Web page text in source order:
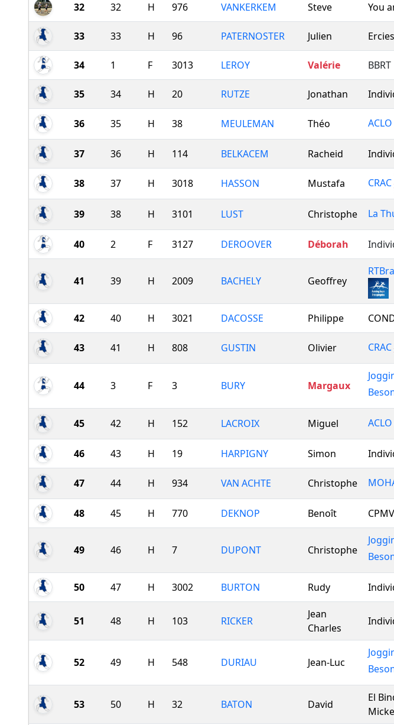
32 32 H 976 VANKERKEM Steve You
33 33 H 96 PATERNOSTER Julien
34 1 F 3013 LEROY Valérie BBRT
35 34 H 20 RUTZE Jonathan
36 35 H 38 MEULEMAN Théo ACLO
37 36 H 114 BELKACEM Racheid
38 37 H 3018 HASSON Mustafa CRAC
39 38 H 3101 LUST Christophe La
40 2 F 3127 DEROOVER Déborah
41 39 H 2009 BACHELY Geoffrey
42 40 H 3021 DACOSSE Philippe
43 41 H 808 GUSTIN Olivier CRAC
44 3 F 3 BURY Margaux
45 42 H 152 LACROIX Miguel ACLO
46 43 H 19 HARPIGNY Simon
47 44 H 934 VAN ACHTE Christophe
48 45 H 770 DEKNOP Benoît CPMV
49 46 H 7 DUPONT Christophe
50 47 H 3002 BURTON Rudy
51 48 H 103 RICKER
Jean
Charles
52 49 H 548 DURIAU Jean-Luc
53 50 H 32 BATON David
El